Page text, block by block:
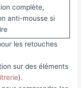
complète,
anti-mousse si
les retouches
sur des éléments
).